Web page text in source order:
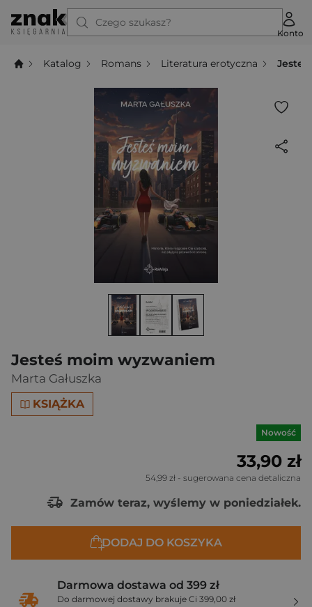
Czego szukasz?
Konto
Katalog Romans Literatura erotyczna
Jesteś moim wyzwaniem
Marta Gałuszka
KSIĄŻKA
Nowość
33,90 zł
54,99 zł - sugerowana cena detaliczna
Zamów teraz, wyślemy w poniedziałek.
DODAJ DO KOSZYKA
Darmowa dostawa od 399 zł
Do darmowej dostawy brakuje Ci 399,00 zł